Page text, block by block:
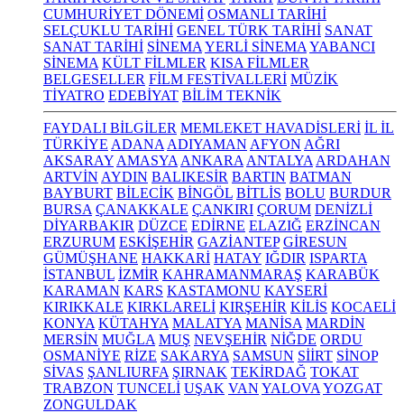
CUMHURİYET DÖNEMİ OSMANLI TARİHİ
SELÇUKLU TARİHİ GENEL TÜRK TARİHİ SANAT
SANAT TARİHİ SİNEMA YERLİ SİNEMA YABANCI
SİNEMA KÜLT FİLMLER KISA FİLMLER
BELGESELLER FİLM FESTİVALLERİ MÜZİK
TİYATRO EDEBİYAT BİLİM TEKNİK
FAYDALI BİLGİLER MEMLEKET HAVADİSLERİ İL İL
TÜRKİYE ADANA ADIYAMAN AFYON AĞRI
AKSARAY AMASYA ANKARA ANTALYA ARDAHAN
ARTVİN AYDIN BALIKESİR BARTIN BATMAN
BAYBURT BİLECİK BİNGÖL BİTLİS BOLU BURDUR
BURSA ÇANAKKALE ÇANKIRI ÇORUM DENİZLİ
DİYARBAKIR DÜZCE EDİRNE ELAZIĞ ERZİNCAN
ERZURUM ESKİŞEHİR GAZİANTEP GİRESUN
GÜMÜŞHANE HAKKARİ HATAY IĞDIR ISPARTA
İSTANBUL İZMİR KAHRAMANMARAŞ KARABÜK
KARAMAN KARS KASTAMONU KAYSERİ
KIRIKKALE KIRKLARELİ KIRŞEHİR KİLİS KOCAELİ
KONYA KÜTAHYA MALATYA MANİSA MARDİN
MERSİN MUĞLA MUŞ NEVŞEHİR NİĞDE ORDU
OSMANİYE RİZE SAKARYA SAMSUN SİİRT SİNOP
SİVAS ŞANLIURFA ŞIRNAK TEKİRDAĞ TOKAT
TRABZON TUNCELİ UŞAK VAN YALOVA YOZGAT
ZONGULDAK